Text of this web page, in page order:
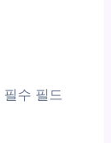
필수 필드